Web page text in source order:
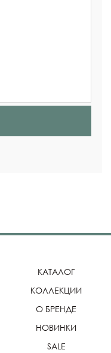
КАТАЛОГ
КОЛЛЕКЦИИ
О БРЕНДЕ
НОВИНКИ
SALE